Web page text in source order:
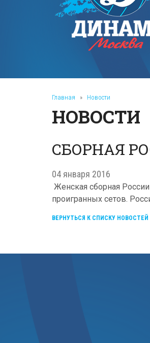
Главная » Новости
НОВОСТИ
СБОРНАЯ
04 января 2016
Женская сборная
проигранных сетов.
ВЕРНУТЬСЯ К СПИСКУ НОВОСТЕЙ